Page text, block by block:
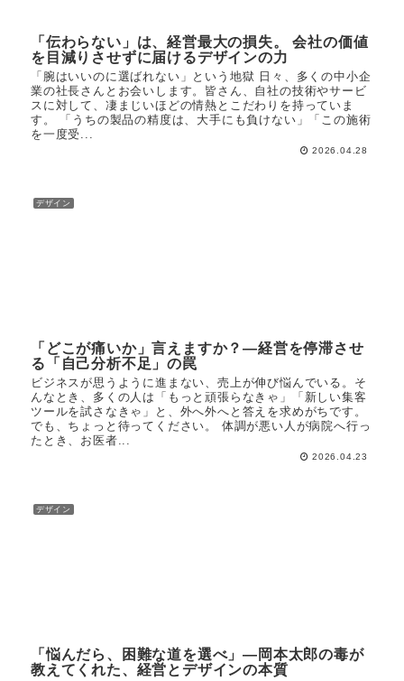
「伝わらない」は、経営最大の損失。 会社の価値
を目減りさせずに届けるデザインの力
「腕はいいのに選ばれない」という地獄 日々、多くの中小企
業の社長さんとお会いします。皆さん、自社の技術やサービ
スに対して、凄まじいほどの情熱とこだわりを持っていま
す。 「うちの製品の精度は、大手にも負けない」「この施術
を一度受...
2026.04.28
デザイン
「どこが痛いか」言えますか？―経営を停滞させ
る「自己分析不足」の罠
ビジネスが思うように進まない、売上が伸び悩んでいる。そ
んなとき、多くの人は「もっと頑張らなきゃ」「新しい集客
ツールを試さなきゃ」と、外へ外へと答えを求めがちです。
でも、ちょっと待ってください。 体調が悪い人が病院へ行っ
たとき、お医者...
2026.04.23
デザイン
「悩んだら、困難な道を選べ」―岡本太郎の毒が
教えてくれた、経営とデザインの本質